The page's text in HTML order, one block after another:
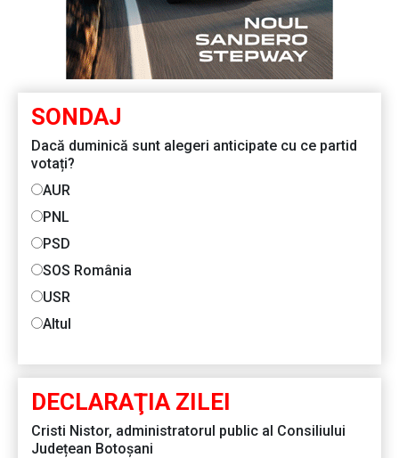
SONDAJ
Dacă duminică sunt alegeri anticipate cu ce partid
votați?
AUR
PNL
PSD
SOS România
USR
Altul
DECLARAŢIA ZILEI
Cristi Nistor, administratorul public al Consiliului
Județean Botoșani